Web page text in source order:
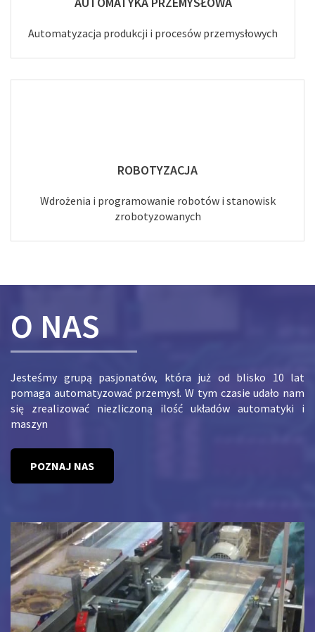
Automatyzacja produkcji i procesów przemysłowych
ROBOTYZACJA
Wdrożenia i programowanie robotów i stanowisk
zrobotyzowanych
O NAS
Jesteśmy grupą pasjonatów, która już od blisko 10 lat
pomaga automatyzować przemysł. W tym czasie udało nam
się zrealizować niezliczoną ilość układów automatyki i
maszyn
POZNAJ NAS